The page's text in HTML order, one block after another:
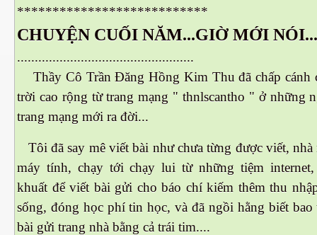
***************************
CHUYỆN CUỐI NĂM...GIỜ MỚI NÓI...
..................................................
Thầy Cô Trần Đăng Hồng Kim Thu đã chấp cánh
trời cao rộng từ trang mạng " thnlscantho " ở những
trang mạng mới ra đời...
Tôi đã say mê viết bài như chưa từng được viết,
máy tính, chạy tới chạy lui từ những tiệm
khuất để viết bài gửi cho báo chí kiếm thêm thu
sống, đóng học phí tin học, và đã ngồi hằng biết
bài gửi trang nhà bằng cả trái tim....